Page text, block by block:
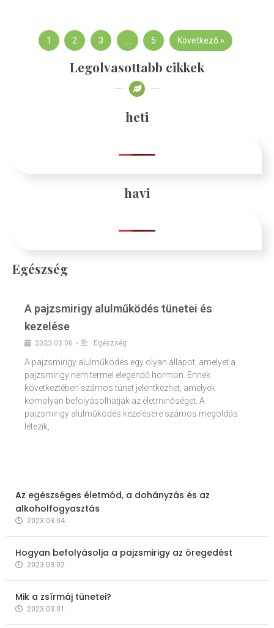
1 2 3 … 5 Következő »
Legolvasottabb cikkek
heti
havi
Egészség
A pajzsmirigy alulműködés tünetei és
kezelése
2023.03.06. •
Egészség
A pajzsmirigy alulműködés egy olyan állapot, amelyet a
pajzsmirigy nem termel elegendő hormon. Ennek
következtében számos tünet jelentkezhet, amelyek
komolyan befolyásolhatják az életminőséget. A
pajzsmirigy alulműködés kezelésére számos megoldás
létezik, …
Az egészséges életmód, a dohányzás és az
alkoholfogyasztás
2023.03.04.
Hogyan befolyásolja a pajzsmirigy az öregedést
2023.03.02.
Mik a zsírmáj tünetei?
2023.03.01.